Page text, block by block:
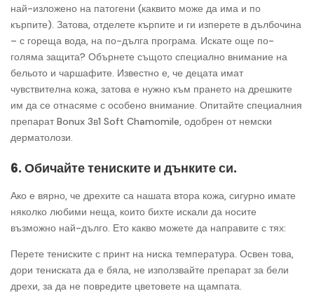
най-изложено на патогени (каквито може да има и по
кърпите). Затова, отделете кърпите и ги изперете в дълбочина
– с гореща вода, на по-дълга програма. Искате още по-
голяма защита? Обърнете същото специално внимание на
бельото и чаршафите. Известно е, че децата имат
чувствителна кожа, затова е нужно към прането на дрешките
им да се отнасяме с особено внимание. Опитайте специалния
препарат Bonux 3в1 Soft Chamomile, одобрен от немски
дерматолози.
6. Обичайте тениските и дънките си.
Ако е вярно, че дрехите са нашата втора кожа, сигурно имате
няколко любими неща, които бихте искали да носите
възможно най-дълго. Ето какво можете да направите с тях:
Перете тениските с принт на ниска температура. Освен това,
дори тениската да е бяла, не използвайте препарат за бели
дрехи, за да не повредите цветовете на щампата.